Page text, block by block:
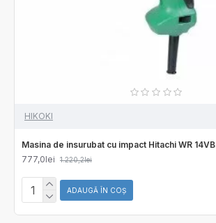
HIKOKI
Masina de insurubat cu impact Hitachi WR 14VB
777,0lei
1.220,2lei
ADAUGĂ ÎN COŞ